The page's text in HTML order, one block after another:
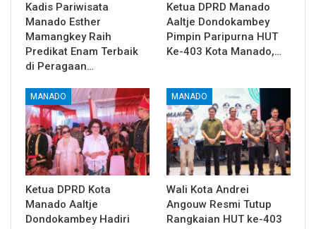
Kadis Pariwisata
Manado Esther
Mamangkey Raih
Predikat Enam Terbaik
di Peragaan…
Ketua DPRD Manado
Aaltje Dondokambey
Pimpin Paripurna HUT
Ke-403 Kota Manado,…
MANADO
Ketua DPRD Kota
Manado Aaltje
Dondokambey Hadiri
MANADO
Wali Kota Andrei
Angouw Resmi Tutup
Rangkaian HUT ke-403